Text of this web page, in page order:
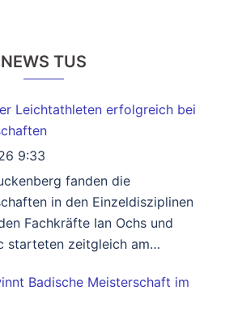
NEWS TUS
Leichtathleten erfolgreich bei
9:33
fanden die
in den Einzeldisziplinen
Fachkräfte Ian Ochs und
starteten zeitgleich am
gingen viele Titel an
sonst nicht gewonnen
Badische Meisterschaft im